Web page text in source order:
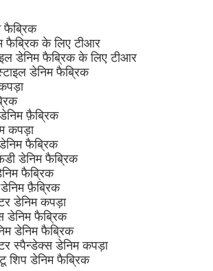
फैब्रिक
फैब्रिक के लिए टीआर
डेनिम फैब्रिक के लिए टीआर
डेनिम फैब्रिक
फ़ैब्रिक
कपड़ा
फैब्रिक
डेनिम फैब्रिक
फैब्रिक
फ़ैब्रिक
डेनिम कपड़ा
डेनिम फैब्रिक
डेनिम फैब्रिक
स्पैन्डेक्स डेनिम कपड़ा
शिप डेनिम फैब्रिक